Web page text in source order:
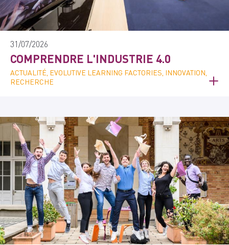
31/07/2026
COMPRENDRE L'INDUSTRIE 4.0
ACTUALITÉ, EVOLUTIVE LEARNING FACTORIES, INNOVATION,
RECHERCHE